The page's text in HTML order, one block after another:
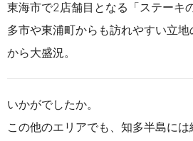
東海市で2店舗目となる「ステーキ
多市や東浦町からも訪れやすい立
から大盛況。
いかがでしたか。
この他のエリアでも、知多半島に